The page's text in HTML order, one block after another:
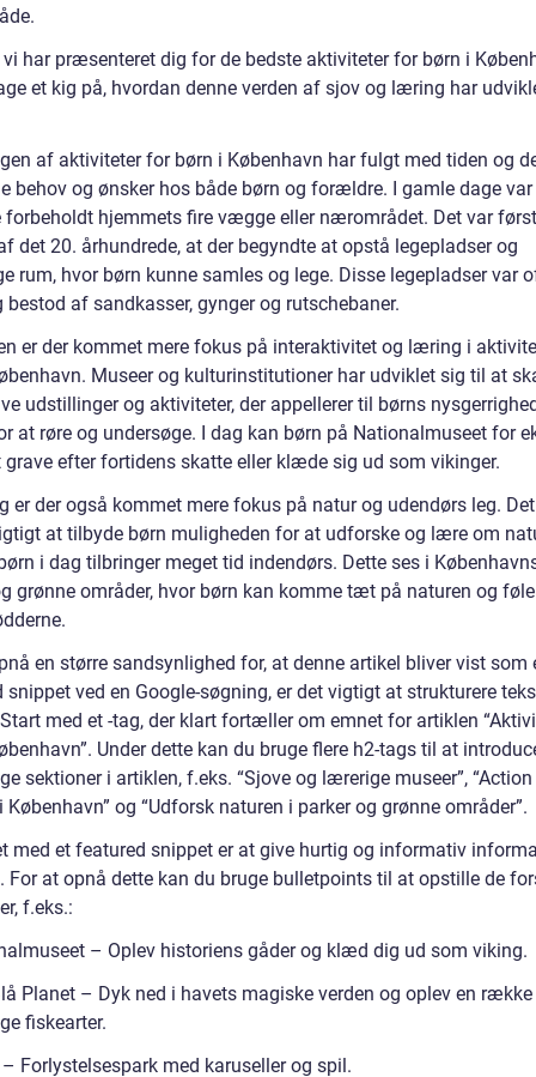
har præsenteret dig for de bedste aktiviteter for børn i
et kig på, hvordan denne verden af sjov og læring har
af aktiviteter for børn i København har fulgt med tiden og
behov og ønsker hos både børn og forældre. I gamle dage
forbeholdt hjemmets fire vægge eller nærområdet. Det var
det 20. århundrede, at der begyndte at opstå legepladser og
rum, hvor børn kunne samles og lege. Disse legepladser var
bestod af sandkasser, gynger og rutschebaner.
er der kommet mere fokus på interaktivitet og læring i
Museer og kulturinstitutioner har udviklet sig til at
udstillinger og aktiviteter, der appellerer til børns
at røre og undersøge. I dag kan børn på Nationalmuseet for
grave efter fortidens skatte eller klæde sig ud som vikinger.
er der også kommet mere fokus på natur og udendørs leg.
at tilbyde børn muligheden for at udforske og lære om
i dag tilbringer meget tid indendørs. Dette ses i
grønne områder, hvor børn kan komme tæt på naturen og
en større sandsynlighed for, at denne artikel bliver vist som
snippet ved en Google-søgning, er det vigtigt at strukturere
med et -tag, der klart fortæller om emnet for artiklen
Under dette kan du bruge flere h2-tags til at
sektioner i artiklen, f.eks. “Sjove og lærerige museer”,
København” og “Udforsk naturen i parker og grønne områder”.
med et featured snippet er at give hurtig og informativ
For at opnå dette kan du bruge bulletpoints til at opstille de
f.eks.:
– Oplev historiens gåder og klæd dig ud som viking.
Planet – Dyk ned i havets magiske verden og oplev en række
fiskearter.
Forlystelsespark med karuseller og spil.